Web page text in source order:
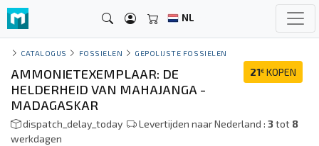
NL
CATALOGUS FOSSIELEN GEPOLIJSTE FOSSIELEN
21€ KOPEN
AMMONIETEXEMPLAAR: DE
HELDERHEID VAN MAHAJANGA -
MADAGASKAR
dispatch_delay_today Levertijden naar Nederland : 3tot 8
werkdagen